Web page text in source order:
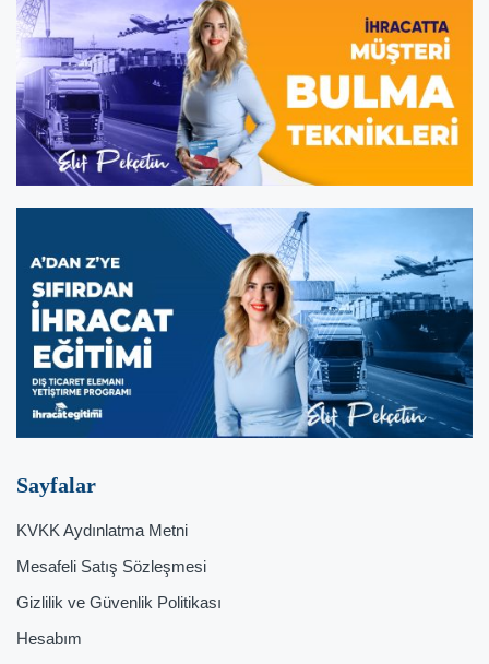
Sayfalar
KVKK Aydınlatma Metni
Mesafeli Satış Sözleşmesi
Gizlilik ve Güvenlik Politikası
Hesabım